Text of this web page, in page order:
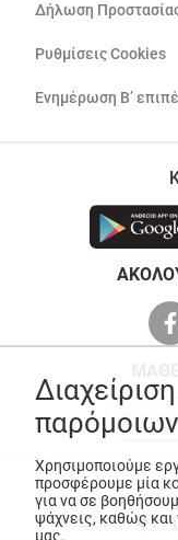
Δήλωση
Ρυθμίσεις Cookies
Ενημέρωση Β’
© Copyright
Made with
by
Χρησιμοποιούμε
προσφέρουμε μία
για να σε
ψάχνεις, καθώς και
μας.